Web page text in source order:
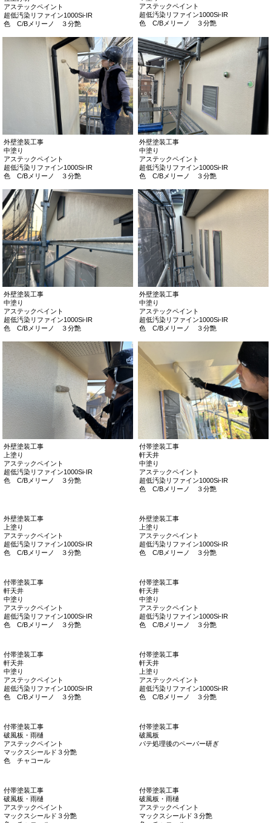
アステックペイント
エポパワーシーラー（透明）
外壁塗装工事
下塗り
アステックペイント
エポパワーシーラー（透明）
外壁塗装工事
仕上げ材
アステックペイント
超低汚染リファイン1000Si-IR
色 C/Bメリーノ ３分艶
外壁塗装工事
中塗り
アステックペイント
超低汚染リファイン1000Si-IR
色 C/Bメリーノ ３分艶
外壁塗装工事
中塗り
超低汚染リファイン1000Si-IR
色 C/Bメリーノ ３分艶
外壁塗装工事
アステックペイント
超低汚染リファイン1000Si-IR
色 C/Bメリーノ ３分艶
超低汚染リファイン1000Si-IR
色 C/Bメリーノ ３分艶
超低汚染リファイン1000Si-IR
色 C/Bメリーノ ３分艶
アステックペイント
超低汚染リファイン1000Si-IR
色 C/Bメリーノ ３分艶
中塗り
アステックペイント
超低汚染リファイン1000Si-IR
上塗り
アステックペイント
超低汚染リファイン1000Si-IR
色 C/Bメリーノ ３分艶
上塗り
アステックペイント
超低汚染リファイン1000Si-IR
色 C/Bメリーノ ３分艶